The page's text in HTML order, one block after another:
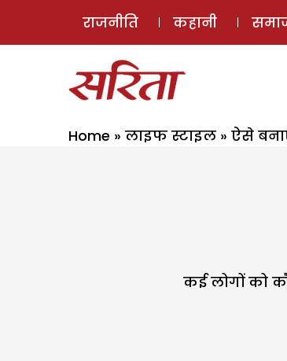
राजनीति कहानी
Home » लाइफ स्टाइल » ऐसे
कई लोगों को